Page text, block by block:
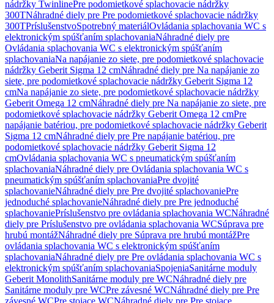
nádržky TwinlinePre podomietkové splachovacie nádržky
300TNáhradné diely pre Pre podomietkové splachovacie nádržky
300TPríslušenstvoSpotrebný materiálOvládania splachovania WC s
elektronickým spúšťaním splachovaniaNáhradné diely pre
Ovládania splachovania WC s elektronickým spúšťaním
splachovaniaNa napájanie zo siete, pre podomietkové splachovacie
nádržky Geberit Sigma 12 cmNáhradné diely pre Na napájanie zo
siete, pre podomietkové splachovacie nádržky Geberit Sigma 12
cmNa napájanie zo siete, pre podomietkové splachovacie nádržky
Geberit Omega 12 cmNáhradné diely pre Na napájanie zo siete, pre
podomietkové splachovacie nádržky Geberit Omega 12 cmPre
napájanie batériou, pre podomietkové splachovacie nádržky Geberit
Sigma 12 cmNáhradné diely pre Pre napájanie batériou, pre
podomietkové splachovacie nádržky Geberit Sigma 12
cmOvládania splachovania WC s pneumatickým spúšťaním
splachovaniaNáhradné diely pre Ovládania splachovania WC s
pneumatickým spúšťaním splachovaniaPre dvojité
splachovanieNáhradné diely pre Pre dvojité splachovaniePre
jednoduché splachovanieNáhradné diely pre Pre jednoduché
splachovaniePríslušenstvo pre ovládania splachovania WCNáhradné
diely pre Príslušenstvo pre ovládania splachovania WCSúprava pre
hrubú montážNáhradné diely pre Súprava pre hrubú montážPre
ovládania splachovania WC s elektronickým spúšťaním
splachovaniaNáhradné diely pre Pre ovládania splachovania WC s
elektronickým spúšťaním splachovaniaSpojeniaSanitárne moduly
Geberit MonolithSanitárne moduly pre WCNáhradné diely pre
Sanitárne moduly pre WCPre závesné WCNáhradné diely pre Pre
závesné WCPre stojace WCNáhradné diely pre Pre stojace